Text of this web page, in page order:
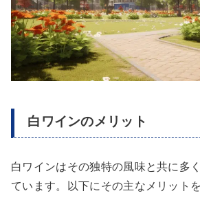
白ワインのメリット
白ワインはその独特の風味と共に多
ています。以下にその主なメリット